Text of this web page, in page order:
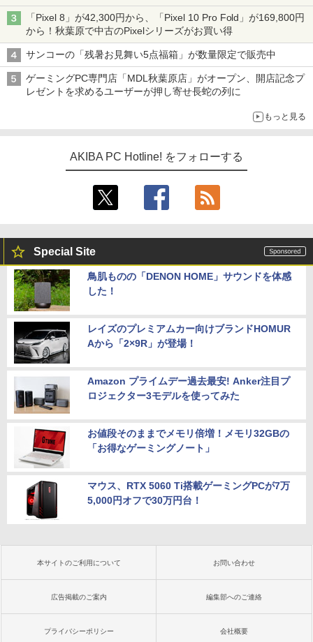
「Pixel 8」が42,300円から、「Pixel 10 Pro Fold」が169,800円
から！秋葉原で中古のPixelシリーズがお買い得
サンコーの「残暑お見舞い5点福箱」が数量限定で販売中
ゲーミングPC専門店「MDL秋葉原店」がオープン、開店記念プ
レゼントを求めるユーザーが押し寄せ長蛇の列に
もっと見る
AKIBA PC Hotline! をフォローする
Special Site
鳥肌ものの「DENON HOME」サウンドを体感
した！
レイズのプレミアムカー向けブランドHOMUR
Aから「2×9R」が登場！
Amazon プライムデー過去最安! Anker注目プ
ロジェクター3モデルを使ってみた
お値段そのままでメモリ倍増！メモリ32GBの
「お得なゲーミングノート」
マウス、RTX 5060 Ti搭載ゲーミングPCが7万
5,000円オフで30万円台！
本サイトのご利用について お問い合わせ
広告掲載のご案内 編集部へのご連絡
プライバシーポリシー 会社概要